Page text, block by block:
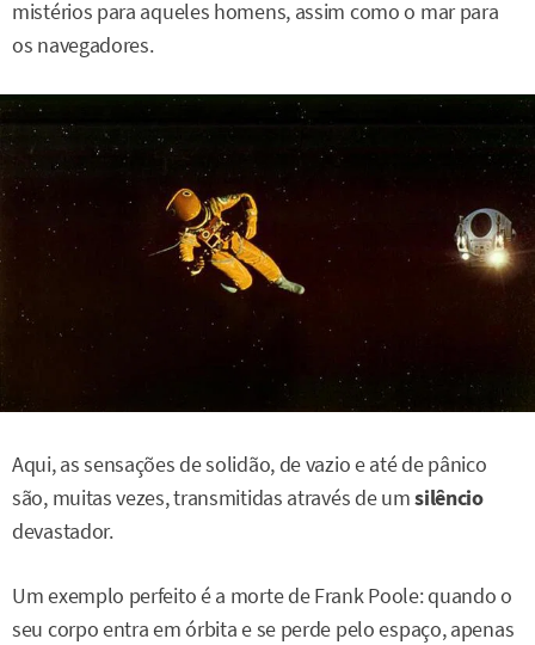
mistérios para aqueles homens, assim como o mar para
os navegadores.
Aqui, as sensações de solidão, de vazio e até de pânico
são, muitas vezes, transmitidas através de umsilêncio
devastador.
Um exemplo perfeito é a morte de Frank Poole: quando o
seu corpo entra em órbita e se perde pelo espaço, apenas